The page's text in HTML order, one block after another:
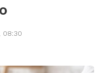
08:30